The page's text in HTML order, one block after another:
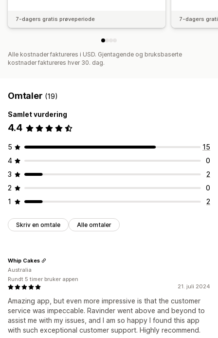
7-dagers gratis prøveperiode 7-dagers
Alle kostnader faktureres i USD. Gjentagende og bruksbaserte
kostnader faktureres hver 30. dag.
Omtaler (19)
Samlet vurdering
4.4
5
15
4
0
3
2
2
0
1
2
Skriv en omtale Alle omtaler
21. juli 2024
Amazing app, but even more impressive is that the customer
service was impeccable. Ravinder went above and beyond to
assist me with my issues, and I am so happy I found this app
with such exceptional customer support. Highly recommend.
Whip Cakes
Australia
Rundt 5 timer bruker appen